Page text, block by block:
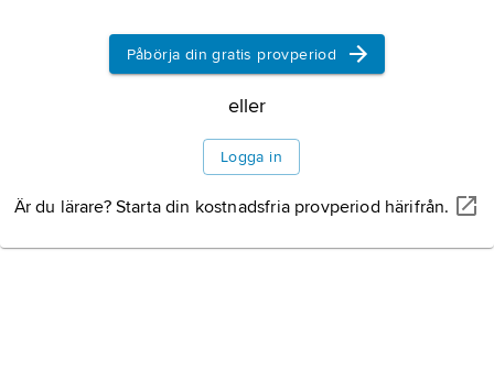
Påbörja din gratis provperiod
eller
Logga in
Är du lärare? Starta din kostnadsfria provperiod härifrån.